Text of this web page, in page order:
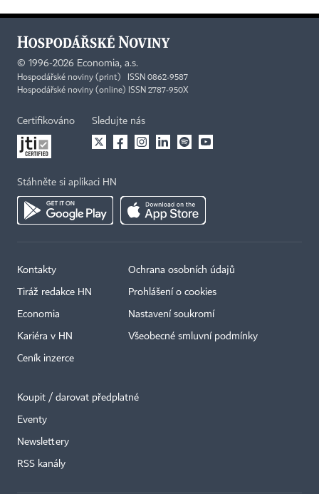
© 1996-2026 Economia, a.s.
Hospodářské noviny (print) ISSN 0862-9587
Hospodářské noviny (online) ISSN 2787-950X
Certifikováno Sledujte nás
Stáhněte si aplikaci HN
Kontakty
Tiráž redakce HN
Economia
Kariéra v HN
Ceník inzerce
Ochrana osobních údajů
Prohlášení o cookies
Nastavení soukromí
Všeobecné smluvní podmínky
Koupit / darovat předplatné
Eventy
Newslettery
RSS kanály